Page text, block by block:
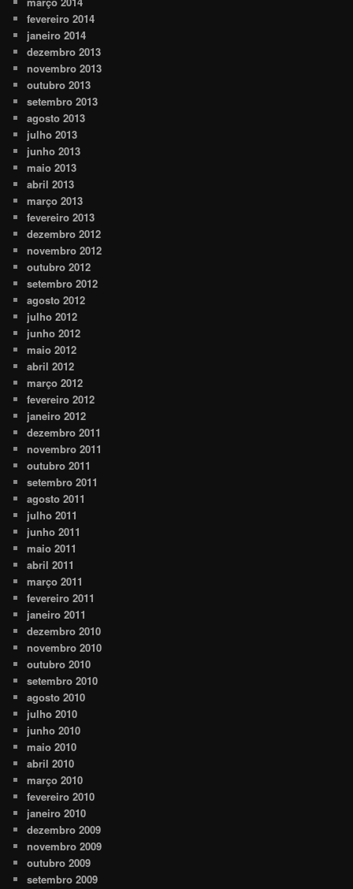
fevereiro 2014
janeiro 2014
dezembro 2013
novembro 2013
outubro 2013
setembro 2013
agosto 2013
julho 2013
junho 2013
maio 2013
abril 2013
março 2013
fevereiro 2013
dezembro 2012
novembro 2012
outubro 2012
setembro 2012
agosto 2012
julho 2012
junho 2012
maio 2012
abril 2012
março 2012
fevereiro 2012
janeiro 2012
dezembro 2011
novembro 2011
outubro 2011
setembro 2011
agosto 2011
julho 2011
junho 2011
maio 2011
abril 2011
março 2011
fevereiro 2011
janeiro 2011
dezembro 2010
novembro 2010
outubro 2010
setembro 2010
agosto 2010
julho 2010
junho 2010
maio 2010
abril 2010
março 2010
fevereiro 2010
janeiro 2010
dezembro 2009
novembro 2009
outubro 2009
setembro 2009